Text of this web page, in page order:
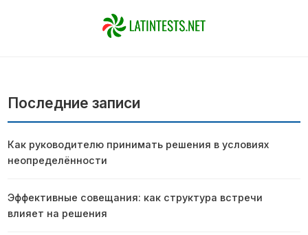
Последние записи
Как руководителю принимать решения в условиях
неопределённости
Эффективные совещания: как структура встречи
влияет на решения